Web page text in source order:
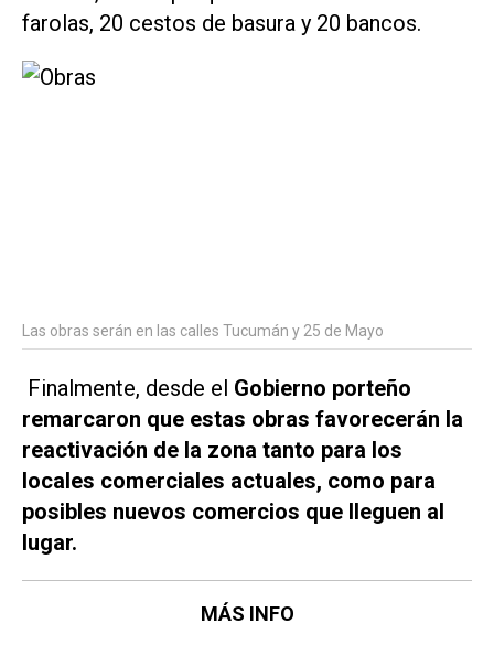
farolas, 20 cestos de basura y 20 bancos.
Las obras serán en las calles Tucumán y 25 de Mayo
Finalmente, desde el Gobierno porteño
remarcaron que estas obras favorecerán la
reactivación de la zona tanto para los
locales comerciales actuales, como para
posibles nuevos comercios que lleguen al
lugar.
MÁS INFO